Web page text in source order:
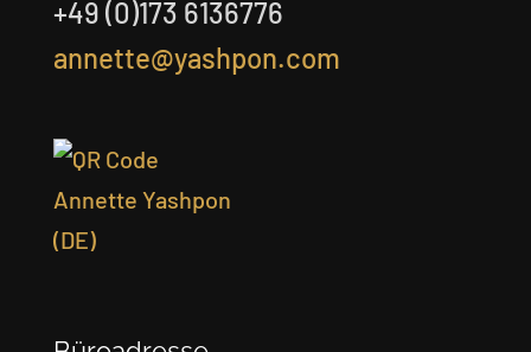
+49 (0)173 6136776
annette@yashpon.com